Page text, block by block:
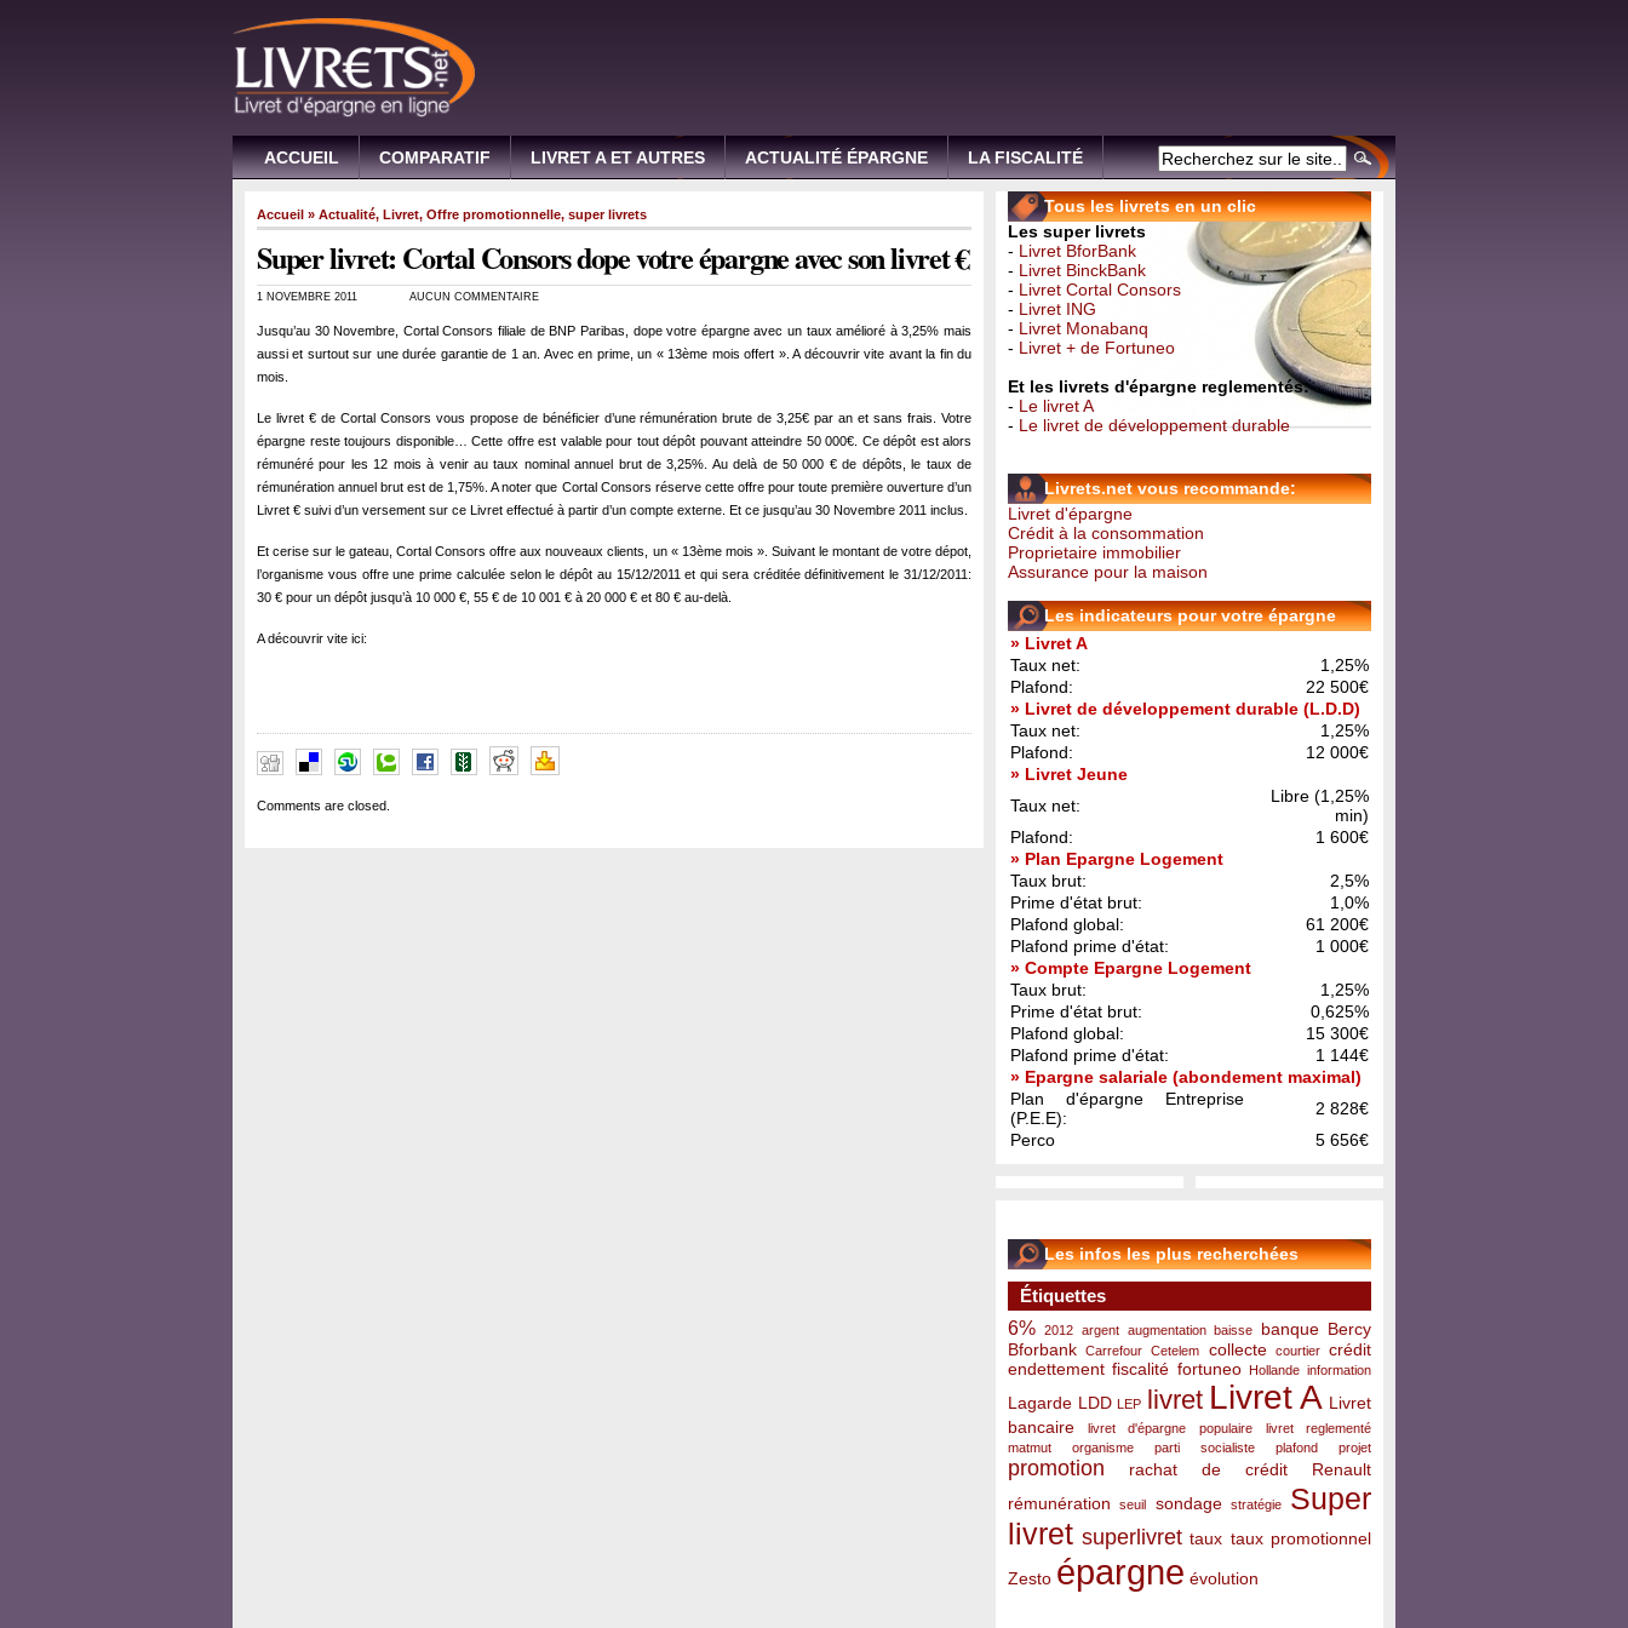
ACCUEIL COMPARATIF LIVRET A ET AUTRES ACTUALITÉ ÉPARGNE LA FISCALITÉ
Accueil » Actualité, Livret, Offre promotionnelle, super livrets
Super livret: Cortal Consors dope votre épargne avec son livret €
1 NOVEMBRE 2011 AUCUN COMMENTAIRE
Jusqu’au 30 Novembre, Cortal Consors filiale de BNP Paribas, dope votre épargne avec un taux amélioré à 3,25% mais
aussi et surtout sur une durée garantie de 1 an. Avec en prime, un « 13ème mois offert ». A découvrir vite avant la fin du
mois.
Le livret € de Cortal Consors vous propose de bénéficier d’une rémunération brute de 3,25€ par an et sans frais. Votre
épargne reste toujours disponible… Cette offre est valable pour tout dépôt pouvant atteindre 50 000€. Ce dépôt est alors
rémunéré pour les 12 mois à venir au taux nominal annuel brut de 3,25%. Au delà de 50 000 € de dépôts, le taux de
rémunération annuel brut est de 1,75%. A noter que Cortal Consors réserve cette offre pour toute première ouverture d’un
Livret € suivi d’un versement sur ce Livret effectué à partir d’un compte externe. Et ce jusqu’au 30 Novembre 2011 inclus.
Et cerise sur le gateau, Cortal Consors offre aux nouveaux clients, un « 13ème mois ». Suivant le montant de votre dépot,
l’organisme vous offre une prime calculée selon le dépôt au 15/12/2011 et qui sera créditée définitivement le 31/12/2011:
30 € pour un dépôt jusqu’à 10 000 €, 55 € de 10 001 € à 20 000 € et 80 € au-delà.
A découvrir vite ici:
Comments are closed.
Tous les livrets en un clic
Les super livrets
- Livret BforBank
- Livret BinckBank
- Livret Cortal Consors
- Livret ING
- Livret Monabanq
- Livret + de Fortuneo
Et les livrets d'épargne reglementés:
- Le livret A
- Le livret de développement durable
Livrets.net vous recommande:
Livret d'épargne
Crédit à la consommation
Proprietaire immobilier
Assurance pour la maison
Les indicateurs pour votre épargne
» Livret A
Taux net:
1,25%
Plafond:
22 500€
» Livret de développement durable (L.D.D)
Taux net:
1,25%
Plafond:
12 000€
» Livret Jeune
Taux net:
Libre (1,25%
min)
Plafond:
1 600€
» Plan Epargne Logement
Taux brut:
2,5%
Prime d'état brut:
1,0%
Plafond global:
61 200€
Plafond prime d'état:
1 000€
» Compte Epargne Logement
Taux brut:
1,25%
Prime d'état brut:
0,625%
Plafond global:
15 300€
Plafond prime d'état:
1 144€
» Epargne salariale (abondement maximal)
Plan d'épargne Entreprise
(P.E.E):
2 828€
Perco
5 656€
Les infos les plus recherchées
Étiquettes
6% 2012 argent augmentation baisse banque Bercy
Bforbank
Carrefour Cetelem collecte courtier
crédit
endettement fiscalité fortuneo Hollande information
Lagarde LDD LEP livret Livret A Livret
bancaire
livret d'épargne populaire
livret reglementé
matmut
organisme parti socialiste plafond projet
promotion rachat de crédit
Renault
rémunération
seuil sondage stratégie
Super
livret superlivret taux taux promotionnel
Zesto épargne évolution